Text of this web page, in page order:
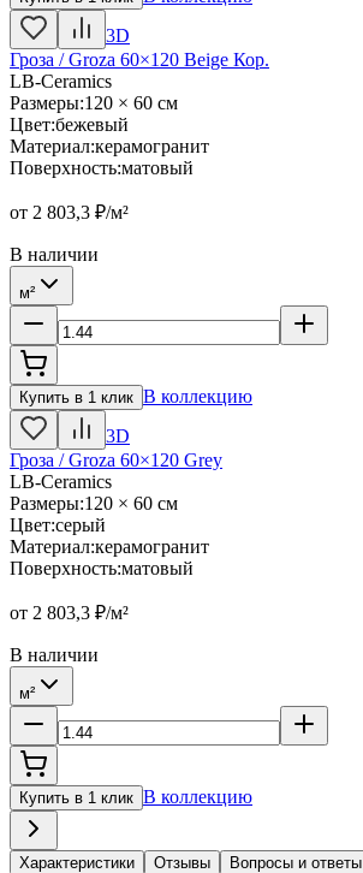
3D
Гроза / Groza 60×120 Beige Кор.
LB-Ceramics
Размеры:120 × 60 см
Цвет:бежевый
Материал:керамогранит
Поверхность:матовый
от 2 803,3 ₽/м²
В наличии
м²
Купить в 1 клик В коллекцию
3D
Гроза / Groza 60×120 Grey
LB-Ceramics
Размеры:120 × 60 см
Цвет:серый
Материал:керамогранит
Поверхность:матовый
от 2 803,3 ₽/м²
В наличии
м²
Купить в 1 клик В коллекцию
Характеристики Отзывы Вопросы и ответы